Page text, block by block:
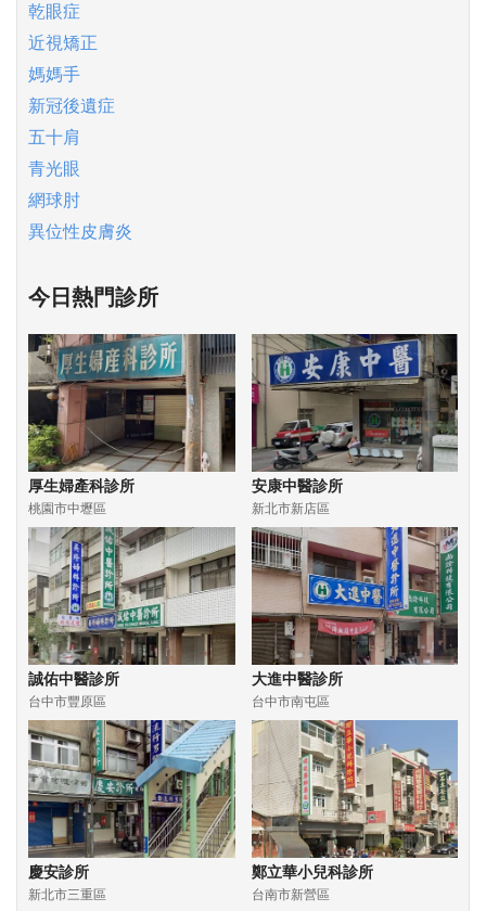
乾眼症
近視矯正
媽媽手
新冠後遺症
五十肩
青光眼
網球肘
異位性皮膚炎
今日熱門診所
厚生婦產科診所
桃園市中壢區
安康中醫診所
新北市新店區
誠佑中醫診所
台中市豐原區
大進中醫診所
台中市南屯區
慶安診所
新北市三重區
鄭立華小兒科診所
台南市新營區